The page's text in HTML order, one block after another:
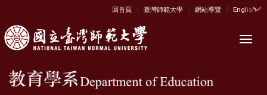
:::
回首頁 | 臺灣師範大學 | 網站導覽 | English